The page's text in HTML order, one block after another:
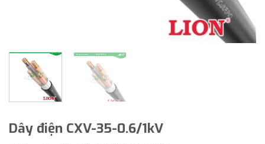
Dây điện CXV-35-0.6/1kV